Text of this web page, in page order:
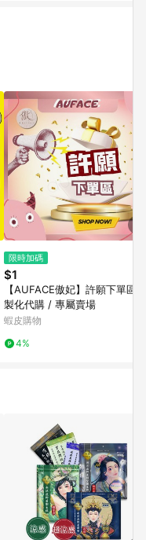
限時加碼
$1
【AUFACE傲妃】許願下單區 客
製化代購 / 專屬賣場
蝦皮購物
4%